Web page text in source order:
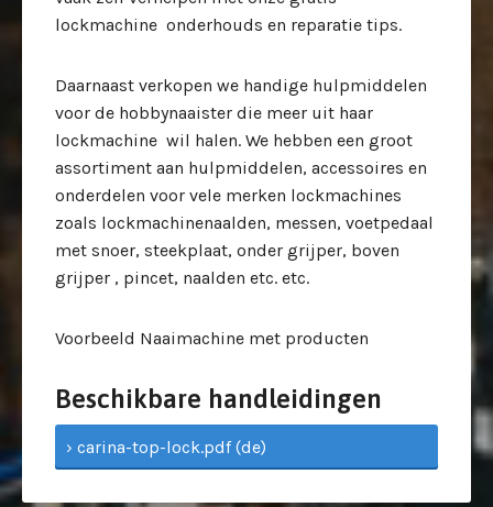
lockmachine onderhouds en reparatie tips.
Daarnaast verkopen we handige hulpmiddelen
voor de hobbynaaister die meer uit haar
lockmachine wil halen. We hebben een groot
assortiment aan hulpmiddelen, accessoires en
onderdelen voor vele merken lockmachines
zoals lockmachinenaalden, messen, voetpedaal
met snoer, steekplaat, onder grijper, boven
grijper , pincet, naalden etc. etc.
Voorbeeld Naaimachine met producten
Beschikbare handleidingen
› carina-top-lock.pdf (de)